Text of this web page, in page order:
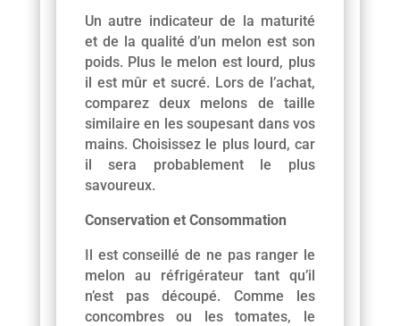
Un autre indicateur de la maturité
et de la qualité d’un melon est son
poids. Plus le melon est lourd, plus
il est mûr et sucré. Lors de l’achat,
comparez deux melons de taille
similaire en les soupesant dans vos
mains. Choisissez le plus lourd, car
il sera probablement le plus
savoureux.
Conservation et Consommation
Il est conseillé de ne pas ranger le
melon au réfrigérateur tant qu’il
n’est pas découpé. Comme les
concombres ou les tomates, le